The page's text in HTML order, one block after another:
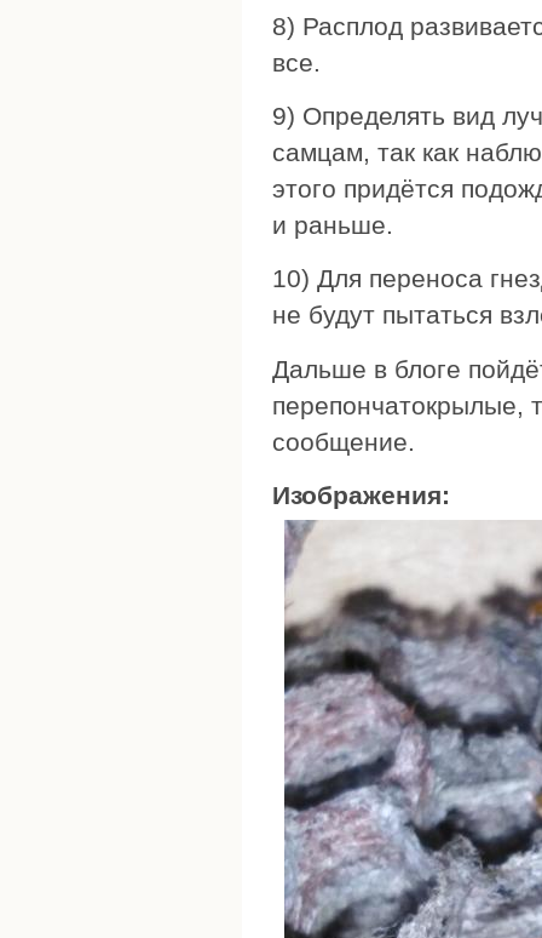
8) Расплод
все.
9) Определять вид
самцам, так как
этого придётся
и раньше.
10) Для переноса
не будут пытаться
Дальше в блоге
перепончатокрылые,
сообщение.
Изображения: